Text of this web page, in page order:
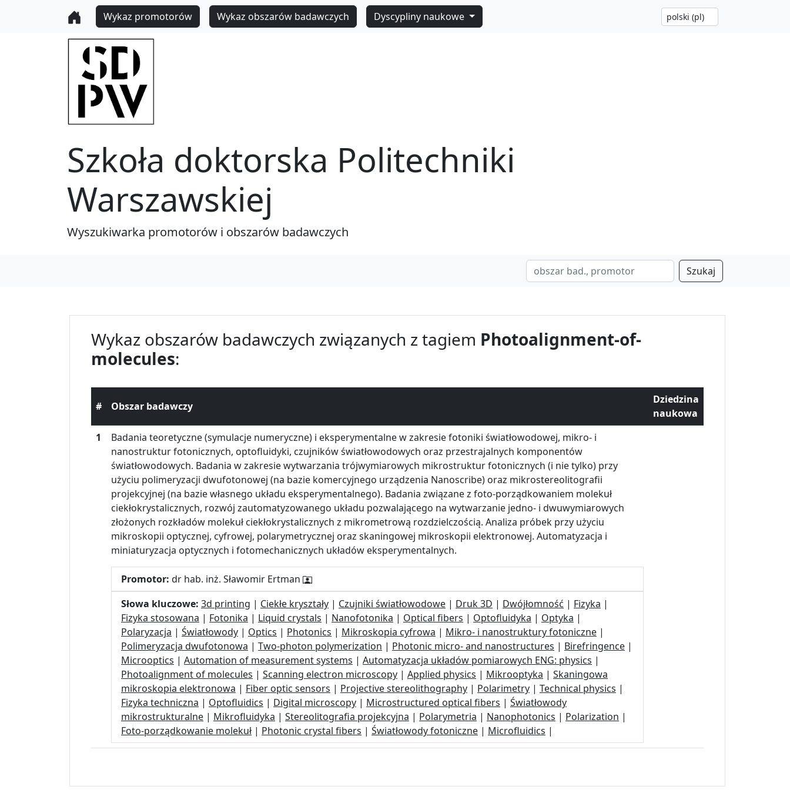
Wykaz promotorów Wykaz obszarów badawczych Dyscypliny naukowe
Szkoła doktorska Politechniki
Warszawskiej
Wyszukiwarka promotorów i obszarów badawczych
Szukaj
Wykaz obszarów badawczych związanych z tagiem Photoalignment-of-
molecules:
# Obszar badawczy
Dziedzina
naukowa
1
Badania teoretyczne (symulacje numeryczne) i eksperymentalne w zakresie fotoniki światłowodowej, mikro- i
nanostruktur fotonicznych, optofluidyki, czujników światłowodowych oraz przestrajalnych komponentów
światłowodowych. Badania w zakresie wytwarzania trójwymiarowych mikrostruktur fotonicznych (i nie tylko) przy
użyciu polimeryzacji dwufotonowej (na bazie komercyjnego urządzenia Nanoscribe) oraz mikrostereolitografii
projekcyjnej (na bazie własnego układu eksperymentalnego). Badania związane z foto-porządkowaniem molekuł
ciekłokrystalicznych, rozwój zautomatyzowanego układu pozwalającego na wytwarzanie jedno- i dwuwymiarowych
złożonych rozkładów molekuł ciekłokrystalicznych z mikrometrową rozdzielczością. Analiza próbek przy użyciu
mikroskopii optycznej, cyfrowej, polarymetrycznej oraz skaningowej mikroskopii elektronowej. Automatyzacja i
miniaturyzacja optycznych i fotomechanicznych układów eksperymentalnych.
Promotor: dr hab. inż. Sławomir Ertman
Słowa kluczowe: 3d printing | Ciekłe kryształy | Czujniki światłowodowe | Druk 3D | Dwójłomność | Fizyka |
Fizyka stosowana | Fotonika | Liquid crystals | Nanofotonika | Optical fibers | Optofluidyka | Optyka |
Polaryzacja | Światłowody | Optics | Photonics | Mikroskopia cyfrowa | Mikro- i nanostruktury fotoniczne |
Polimeryzacja dwufotonowa | Two-photon polymerization | Photonic micro- and nanostructures | Birefringence |
Microoptics | Automation of measurement systems | Automatyzacja układów pomiarowych ENG: physics |
Photoalignment of molecules | Scanning electron microscopy | Applied physics | Mikrooptyka | Skaningowa
mikroskopia elektronowa | Fiber optic sensors | Projective stereolithography | Polarimetry | Technical physics |
Fizyka techniczna | Optofluidics | Digital microscopy | Microstructured optical fibers | Światłowody
mikrostrukturalne | Mikrofluidyka | Stereolitografia projekcyjna | Polarymetria | Nanophotonics | Polarization |
Foto-porządkowanie molekuł | Photonic crystal fibers | Światłowody fotoniczne | Microfluidics |